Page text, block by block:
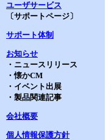
ユーザサービス
〔サポートページ〕
サポート体制
お知らせ
・ニュースリリース
・懐かCM
・イベント出展
・製品関連記事
会社概要
個人情報保護方針